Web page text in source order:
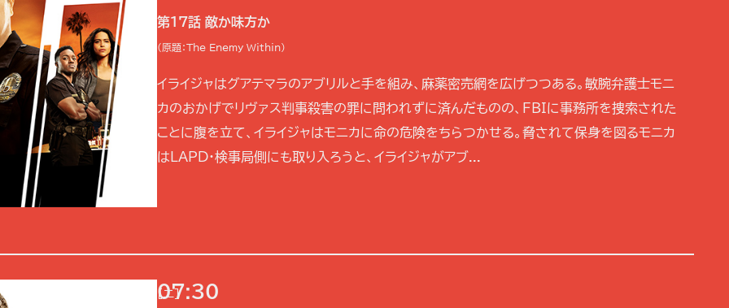
第17話 敵か味方か
(原題：The Enemy Within)
イライジャはグアテマラのアブリルと手を組み、麻薬密売網を広げつつある。敏腕弁護士モニ
カのおかげでリヴァス判事殺害の罪に問われずに済んだものの、FBIに事務所を捜索された
ことに腹を立て、イライジャはモニカに命の危険をちらつかせる。脅されて保身を図るモニカ
はLAPD・検事局側にも取り入ろうと、イライジャがアブ...
07:30
[二]